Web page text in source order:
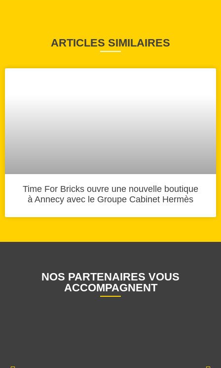
Time For Bricks ouvre une nouvelle boutique
à Annecy avec le Groupe Cabinet Hermès
ARTICLES SIMILAIRES
NOS PARTENAIRES VOUS
ACCOMPAGNENT